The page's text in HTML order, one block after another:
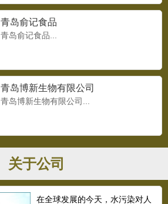
青岛俞记食品
青岛俞记食品...
青岛博新生物有限公司
青岛博新生物有限公司...
关于公司
在全球发展的今天，水污染对人
无负压供水设备 ...
变频供水